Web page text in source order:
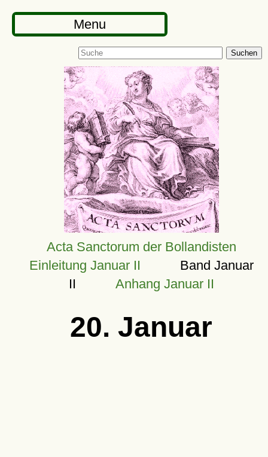
Menu
Suchen
Acta Sanctorum der Bollandisten
Einleitung Januar II Band Januar
II Anhang Januar II
20. Januar